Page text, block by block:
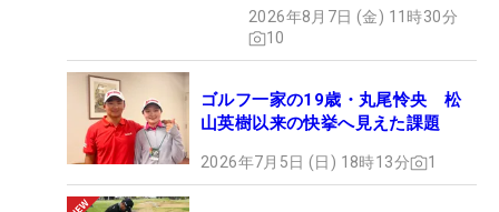
2026年8月7日 (金) 11時30分
10
ゴルフ一家の19歳・丸尾怜央 松
山英樹以来の快挙へ見えた課題
2026年7月5日 (日) 18時13分 1